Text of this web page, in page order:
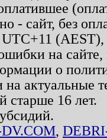
- сайт, без
UTC+11
на
о
на актуальные
старше 16 лет.
,